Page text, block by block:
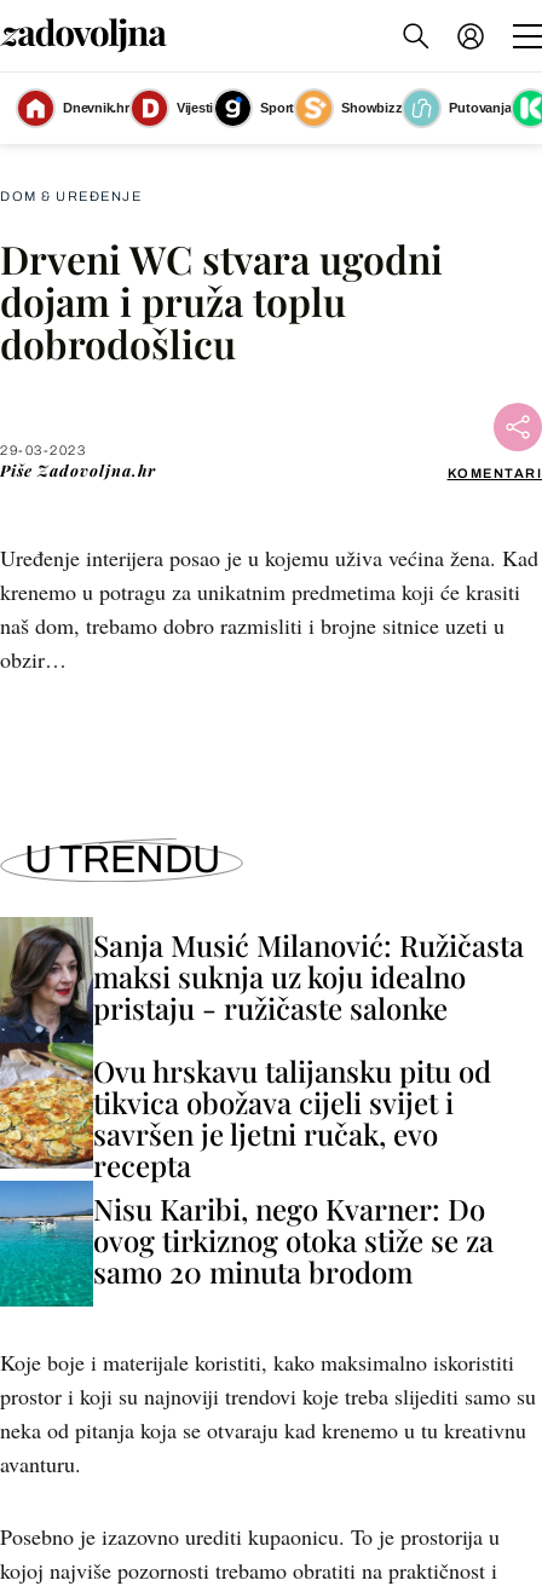
Dnevnik.hr Vijesti Sport Showbizz
Putovanja
Slika nije dostupna
DOM & UREĐENJE
Drveni WC stvara ugodni
dojam i pruža toplu
dobrodošlicu
29-03-2023
Piše Zadovoljna.hr KOMENTARI
Uređenje interijera posao je u kojemu uživa većina žena. Kad
krenemo u potragu za unikatnim predmetima koji će krasiti
naš dom, trebamo dobro razmisliti i brojne sitnice uzeti u
obzir…
Facebook
X
U TRENDU
Sanja Musić Milanović: Ružičasta
maksi suknja uz koju idealno
pristaju - ružičaste salonke
Ovu hrskavu talijansku pitu od
tikvica obožava cijeli svijet i
savršen je ljetni ručak, evo
recepta
Nisu Karibi, nego Kvarner: Do
ovog tirkiznog otoka stiže se za
samo 20 minuta brodom
Koje boje i materijale koristiti, kako maksimalno iskoristiti
prostor i koji su najnoviji trendovi koje treba slijediti samo su
neka od pitanja koja se otvaraju kad krenemo u tu kreativnu
avanturu.
Posebno je izazovno urediti kupaonicu. To je prostorija u
kojoj najviše pozornosti trebamo obratiti na praktičnost i